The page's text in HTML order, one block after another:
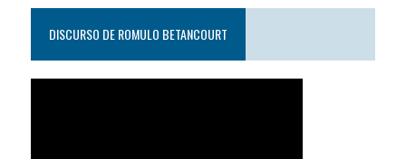
DISCURSO DE ROMULO BETANCOURT